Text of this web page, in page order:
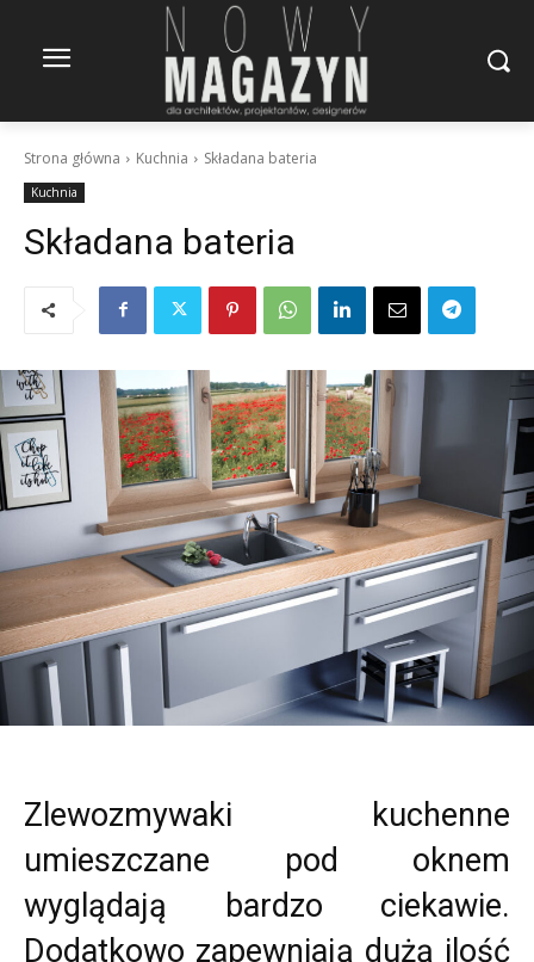
Strona główna Kuchnia Składana bateria
Kuchnia
Składana bateria
Zlewozmywaki kuchenne
umieszczane pod oknem
wyglądają bardzo ciekawie.
Dodatkowo zapewniają dużą ilość